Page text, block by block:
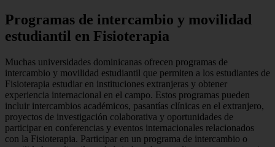
Programas de intercambio y movilidad
estudiantil en Fisioterapia
Muchas universidades dominicanas ofrecen programas de
intercambio y movilidad estudiantil que permiten a los estudiantes de
Fisioterapia estudiar en instituciones extranjeras y obtener
experiencia internacional en el campo. Estos programas pueden
incluir intercambios académicos, pasantías clínicas en el extranjero,
proyectos de investigación colaborativa y oportunidades de
participar en conferencias y eventos internacionales relacionados
con la Fisioterapia. Participar en un programa de intercambio o